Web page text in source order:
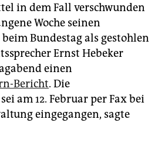
in dem Fall verschwunden
Woche seinen
Bundestag als gestohlen
Ernst Hebeker
einen
Bericht. Die
am 12. Februar per Fax bei
eingegangen, sagte